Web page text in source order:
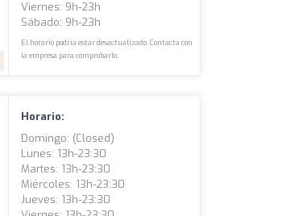
Viernes: 9h-23h
Sábado: 9h-23h
El horario podría estar desactualizado. Contacta con
la empresa para comprobarlo.
Horario:
Domingo: (closed)
Lunes: 13h-23:30
Martes: 13h-23:30
Miércoles: 13h-23:30
Jueves: 13h-23:30